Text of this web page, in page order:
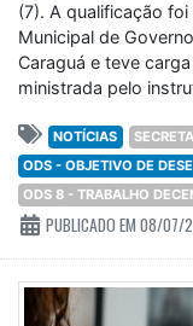
(7). A qualificação
Municipal de
Caraguá e teve
ministrada pelo
NOTÍCIAS
ODS - OBJETIVO DE
ODS 8 - TRABALHO
PUBLICADO EM 08/07/